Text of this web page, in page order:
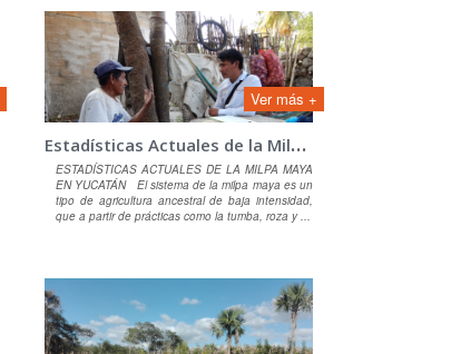
Ver más +
E
stadísticas Actuales de la Milpa Maya en Yucatán
ESTADÍSTICAS ACTUALES DE LA MILPA MAYA
EN YUCATÁN El sistema de la milpa maya es un
tipo de agricultura ancestral de baja intensidad,
que a partir de prácticas como la tumba, roza y ...